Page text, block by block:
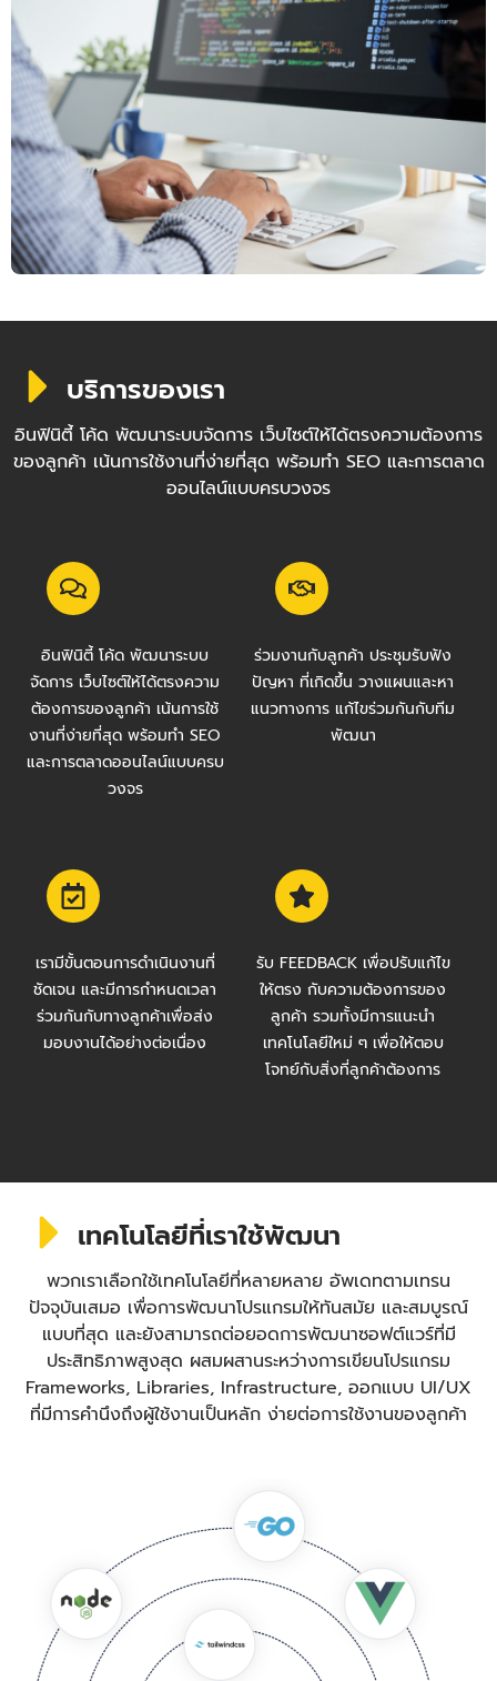
บริการของเรา
อินฟินิตี้ โค้ด พัฒนาระบบจัดการ เว็บไซต์ให้ได้ตรงความต้องการ
ของลูกค้า เน้นการใช้งานที่ง่ายที่สุด พร้อมทำ SEO และการตลาด
ออนไลน์แบบครบวงจร
อินฟินิตี้ โค้ด พัฒนาระบบ
จัดการ เว็บไซต์ให้ได้ตรงความ
ต้องการของลูกค้า เน้นการใช้
งานที่ง่ายที่สุด พร้อมทำ SEO
และการตลาดออนไลน์แบบครบ
วงจร
ร่วมงานกับลูกค้า ประชุมรับฟัง
ปัญหา ที่เกิดขึ้น วางแผนและหา
แนวทางการ แก้ไขร่วมกันกับทีม
พัฒนา
เรามีขั้นตอนการดำเนินงานที่
ชัดเจน และมีการกำหนดเวลา
ร่วมกันกับทางลูกค้าเพื่อส่ง
มอบงานได้อย่างต่อเนื่อง
รับ FEEDBACK เพื่อปรับแก้ไข
ให้ตรง กับความต้องการของ
ลูกค้า รวมทั้งมีการแนะนำ
เทคโนโลยีใหม่ ๆ เพื่อให้ตอบ
โจทย์กับสิ่งที่ลูกค้าต้องการ
เทคโนโลยีที่เราใช้พัฒนา
พวกเราเลือกใช้เทคโนโลยีที่หลายหลาย อัพเดทตามเทรน
ปัจจุบันเสมอ เพื่อการพัฒนาโปรแกรมให้ทันสมัย และสมบูรณ์
แบบที่สุด และยังสามารถต่อยอดการพัฒนาซอฟต์แวร์ที่มี
ประสิทธิภาพสูงสุด ผสมผสานระหว่างการเขียนโปรแกรม
Frameworks, Libraries, Infrastructure, ออกแบบ UI/UX
ที่มีการคำนึงถึงผู้ใช้งานเป็นหลัก ง่ายต่อการใช้งานของลูกค้า